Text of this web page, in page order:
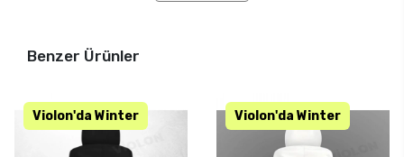
Benzer Ürünler